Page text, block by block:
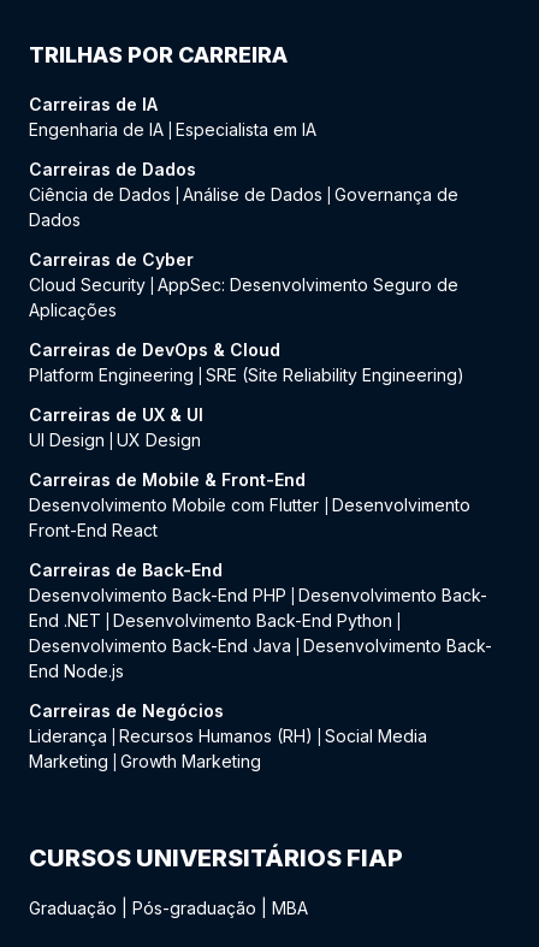
TRILHAS POR CARREIRA
Carreiras de IA
Engenharia de IA Especialista em IA
Carreiras de Dados
Ciência de Dados
Análise de Dados
Governança de
Dados
Carreiras de Cyber
Cloud Security AppSec: Desenvolvimento Seguro de
Aplicações
Carreiras de DevOps & Cloud
Platform Engineering
SRE (Site Reliability Engineering)
Carreiras de UX & UI
UI Design
UX Design
Carreiras de Mobile & Front-End
Desenvolvimento Mobile com Flutter
Desenvolvimento
Front-End React
Carreiras de Back-End
Desenvolvimento Back-End PHP
Desenvolvimento Back-
End .NET
Desenvolvimento Back-End Python
Desenvolvimento Back-End Java
Desenvolvimento Back-
End Node.js
Carreiras de Negócios
Liderança
Recursos Humanos (RH)
Social Media
Marketing
Growth Marketing
CURSOS UNIVERSITÁRIOS FIAP
Graduação Pós-graduação MBA